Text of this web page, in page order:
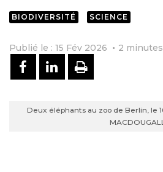
BIODIVERSITÉ SCIENCE
Publié le : 15 Fév 2026 2 minutes
PARTAGER SUR
PARTAGER
IMPRIMER
Deux éléphants au zoo de Berlin, le
MACDOUGALL